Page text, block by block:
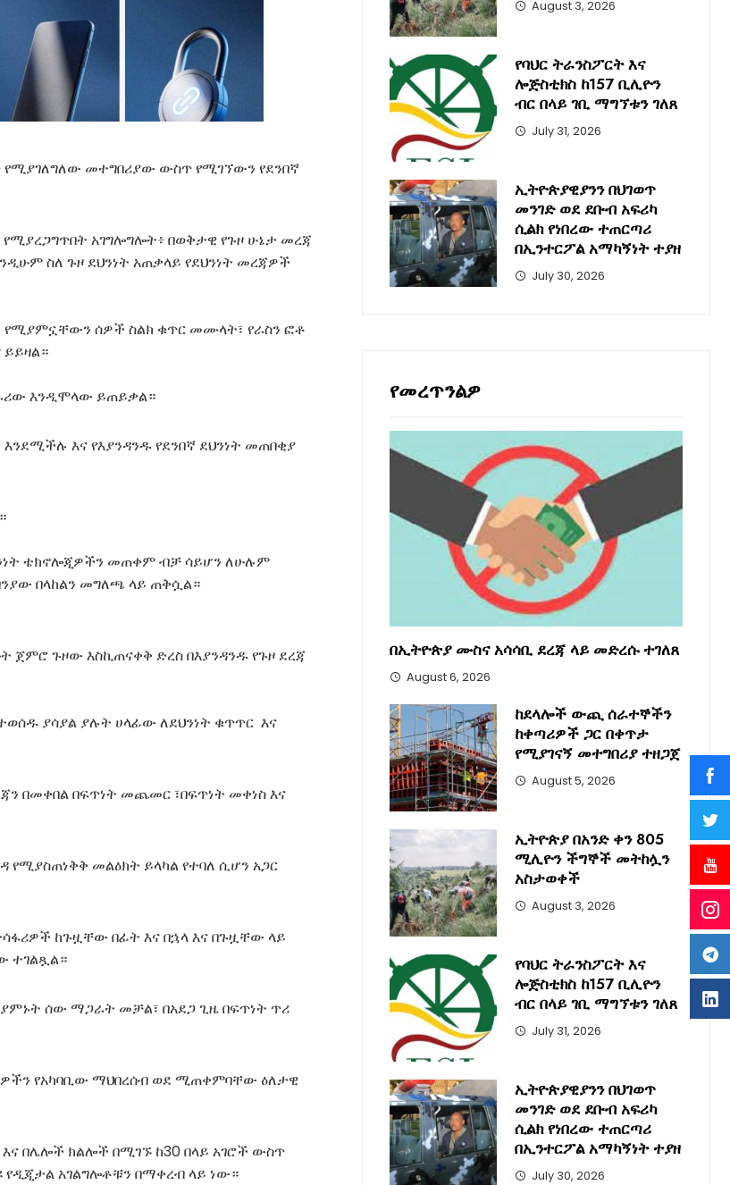
የሚያገለግለው መተግበሪያው ውስጥ የሚገኘውን የደንበኛ
አገግሎግሎት፥ በወቅታዊ የጉዞ ሁኔታ መረጃ
ስለ ጉዞ ደህንነት አጠቃላይ የደህንነት መረጃዎች
የሚያምኗቸውን ሰዎች ስልክ ቁጥር መሙላት፣ የራስን ፎቶ
እንዲሞላው ይጠይቃል።
እና የእያንዳንዱ የደንበኛ ደህንነት መጠበቂያ
ቴክኖሎጂዎችን መጠቀም ብቻ ሳይሆን ለሁሉም
በላከልን መግለጫ ላይ ጠቅሷል።
ጀምሮ ጉዞው እስኪጠናቀቅ ድረስ በእያንዳንዱ የጉዞ ደረጃ
ያሳያል ያሉት ሀላፊው ለደህንነት ቁጥጥር እና
በመቀበል በፍጥነት መጨመር ፣በፍጥነት መቀነስ እና
የሚያስጠነቅቅ መልዕክት ይላካል የተባለ ሲሆን አጋር
ከጉዟቸው በፊት እና በኋላ እና በጉዟቸው ላይ
ተገልጿል።
ሰው ማጋራት መቻል፣ በአደጋ ጊዜ በፍጥነት ጥሪ
የአካባቢው ማህበረሰብ ወደ ሚጠቀምባቸው ዕለታዊ
በሌሎች ክልሎች በሚገኙ ከ30 በላይ አገሮች ውስጥ
የዲጂታል አገልግሎቶቹን በማቀረብ ላይ ነው።
August 3, 2026
የባህር ትራንስፖርት እና
ሎጅስቲክስ ከ157 ቢሊዮን
ብር በላይ ገቢ ማግኘቱን ገለጸ
July 31, 2026
ኢትዮጵያዊያንን በህገወጥ
መንገድ ወደ ደቡብ አፍሪካ
ሲልክ የነበረው ተጠርጣሪ
በኢንተርፖል አማካኝነት ተያዘ
July 30, 2026
የመረጥንልዎ
በኢትዮጵያ ሙስና አሳሳቢ ደረጃ ላይ መድረሱ ተገለጸ
August 6, 2026
ከደላሎች ውጪ ሰራተኞችን
ከቀጣሪዎች ጋር በቀጥታ
የሚያገናኝ መተግበሪያ ተዘጋጀ
August 5, 2026
ኢትዮጵያ በአንድ ቀን 805
ሚሊዮን ችግኞች መትከሏን
አስታወቀች
August 3, 2026
የባህር ትራንስፖርት እና
ሎጅስቲክስ ከ157 ቢሊዮን
ብር በላይ ገቢ ማግኘቱን ገለጸ
July 31, 2026
ኢትዮጵያዊያንን በህገወጥ
መንገድ ወደ ደቡብ አፍሪካ
ሲልክ የነበረው ተጠርጣሪ
በኢንተርፖል አማካኝነት ተያዘ
July 30, 2026